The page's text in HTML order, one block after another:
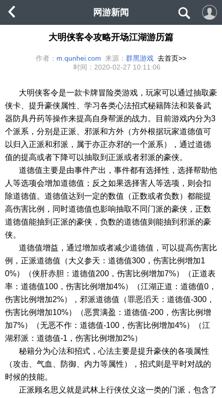
网游新闻
大明侠客令攻略开场江湖游历篇
作者： m.qunhei.com 来源： 群黑游戏 去首页>>
时间： 2020-02-27 10:11:06
大明侠客令是一款卡牌冒险类游戏，玩家可以通过抽取豪
侠卡、提升豪侠属性、学习各类心法招式秘籍阵法和装备武
器防具丹药等操作来提高自身帮派的战力。目前游戏内分为3
个派系，分别是正派、邪派和方外（方外根据玩家道德值可
以归入正派和邪派，属于亦正亦邪的一个派系），通过道德
值的提高或者下降可以抽取到正派或者邪派的豪侠。
道德值主要是由事件产出，事件都有选择性，选择帮助他
人等选项会增加道德值；反之如果选择害人等选项，则会扣
除道德值。道德值达到一定的数值（正数或者负数）都能提
高伤害比例，同时道德值也影响抽取不同门派的豪侠，正数
道德值能抽到正派的豪侠，负数的道德值则能抽到邪派的豪
侠。
道德值增益，通过增加或者减少道德值，可以提高伤害比
例， 正派道德值（大义参天：道德值300，伤害比例增加1
0%）（侠肝赤胆：道德值200，伤害比例增加7%）（正道表
率：道德值100，伤害比例增加4%）（江湖正道：道德值0，
伤害比例增加2%）， 邪派道德值（罪恶滔天：道德值-300，
伤害比例增加10%）（恶贯满盈：道德值-200，伤害比例增
加7%）（无恶不作：道德值-100，伤害比例增加4%）（江
湖邪派：道德值-1，伤害比例增加2%）
秘籍分为心法和招式，心法主要是提升豪侠的各项属性
（攻击、气血、防御、内力等属性），招式则是平时对战的
时候的技能。
正派顾名思义就是武林上行侠仗义这一类的门派，包含了